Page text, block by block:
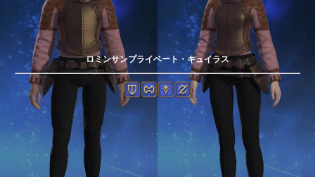
ロミンサンプライベート・キュイラス